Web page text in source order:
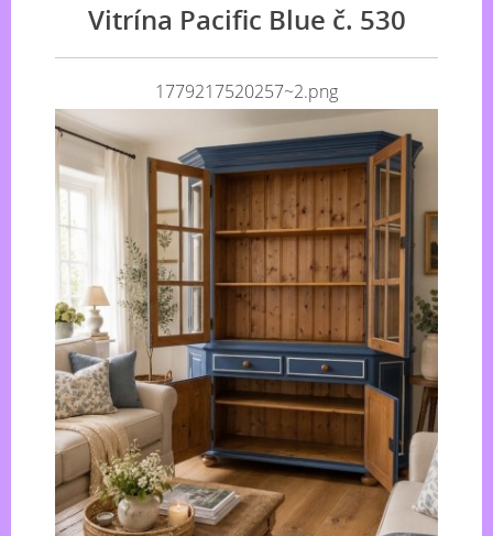
Vitrína Pacific Blue č. 530
1779217520257~2.png